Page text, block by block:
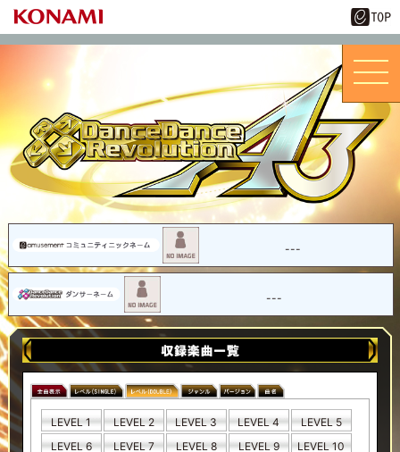
---
---
LEVEL 1 LEVEL 2 LEVEL 3 LEVEL 4
LEVEL 5
LEVEL 6
LEVEL 7 LEVEL 8 LEVEL 9
LEVEL 10